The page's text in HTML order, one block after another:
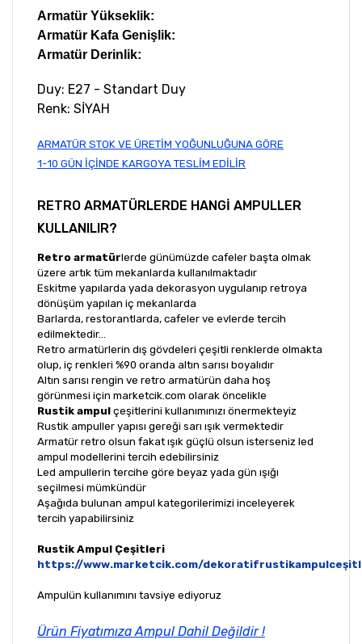
Armatür Yükseklik:
Armatür Kafa Genişlik:
Armatür Derinlik:
Duy: E27 - Standart Duy
Renk: SİYAH
ARMATÜR STOK VE ÜRETİM YOĞUNLUĞUNA GÖRE
1-10 GÜN İÇİNDE KARGOYA TESLİM EDİLİR
RETRO ARMATÜRLERDE HANGİ AMPULLER
KULLANILIR?
Retro armatürlerde günümüzde cafeler başta olmak
üzere artık tüm mekanlarda kullanılmaktadır
Eskitme yapılarda yada dekorasyon uygulanıp retroya
dönüşüm yapılan iç mekanlarda
Barlarda, restorantlarda, cafeler ve evlerde tercih
edilmektedir...
Retro armatürlerin dış gövdeleri çeşitli renklerde olmakta
olup, iç renkleri %90 oranda altın sarısı boyalıdır
Altın sarısı rengin ve retro armatürün daha hoş
görünmesi için marketcik.com olarak öncelikle
Rustik ampul çeşitlerini kullanımınızı önermekteyiz
Rustik ampuller yapısı gereği sarı ışık vermektedir
Armatür retro olsun fakat ışık güçlü olsun isterseniz led
ampul modellerini tercih edebilirsiniz
Led ampullerin tercihe göre beyaz yada gün ışığı
seçilmesi mümkündür
Aşağıda bulunan ampul kategorilerimizi inceleyerek
tercih yapabilirsiniz
Rustik Ampul Çeşitleri
https://www.marketcik.com/
Ampulün kullanımını tavsiye ediyoruz
Ürün Fiyatımıza Ampul Dahil Değildir !